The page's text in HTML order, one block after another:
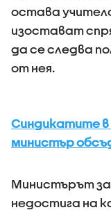
остава
изостават
да се следва
от нея.
Синдикатите в
министър
Министърът
недостига на